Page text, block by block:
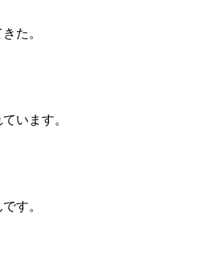
た。
います。
す。